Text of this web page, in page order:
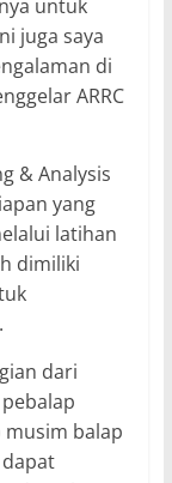
untuk
juga saya
di
ARRC
& Analysis
yang
latihan
dimiliki
dari
balap